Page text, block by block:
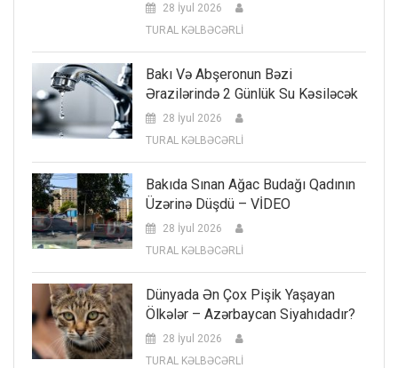
28 İyul 2026
TURAL KƏLBƏCƏRLİ
Bakı Və Abşeronun Bəzi
Ərazilərində 2 Günlük Su Kəsiləcək
28 İyul 2026
TURAL KƏLBƏCƏRLİ
Bakıda Sınan Ağac Budağı Qadının
Üzərinə Düşdü – VİDEO
28 İyul 2026
TURAL KƏLBƏCƏRLİ
Dünyada Ən Çox Pişik Yaşayan
Ölkələr – Azərbaycan Siyahıdadır?
28 İyul 2026
TURAL KƏLBƏCƏRLİ